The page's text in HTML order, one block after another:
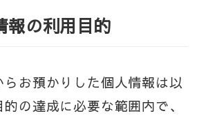
報の利用目的
らお預かりした個人情報は以
の達成に必要な範囲内で、